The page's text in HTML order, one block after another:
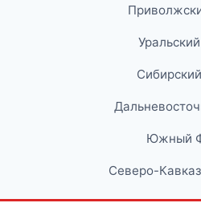
Южный
Северо-